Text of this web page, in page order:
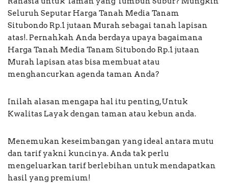
Seluruh Seputar Harga Tanah Media Tanam
Situbondo Rp.1 jutaan Murah sebagai tanah lapisan
atas!. Pernahkah Anda berdaya upaya bagaimana
Harga Tanah Media Tanam Situbondo Rp.1 jutaan
Murah lapisan atas bisa membuat atau
menghancurkan agenda taman Anda?
Inilah alasan mengapa hal itu penting, Untuk
Kwalitas Layak dengan taman atau kebun anda.
Menemukan keseimbangan yang ideal antara mutu
dan tarif yakni kuncinya. Anda tak perlu
mengeluarkan tarif berlebihan untuk mendapatkan
hasil yang premium!